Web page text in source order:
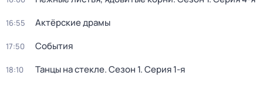
16:55 Актёрские драмы
17:50 События
18:10 Танцы на стекле. Сезон 1. Серия 1-я